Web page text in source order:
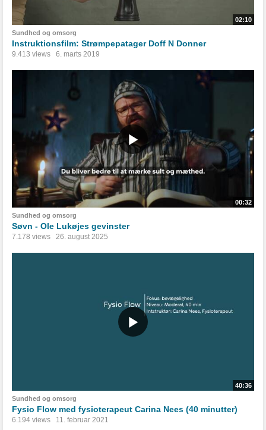
02:10
Sundhed og omsorg
Instruktionsfilm: Strømpepatager Doff N Donner
9.413 views 6. marts 2019
00:32
Sundhed og omsorg
Søvn - Ole Lukøjes gevinster
7.178 views 26. august 2025
40:36
Sundhed og omsorg
Fysio Flow med fysioterapeut Carina Nees (40 minutter)
6.194 views 11. februar 2021